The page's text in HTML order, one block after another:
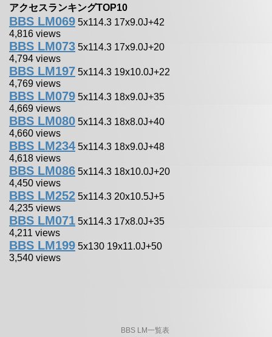
アクセスランキングTOP10
BBS LM069 5x114.3 17x9.0J+42
4,816 views
BBS LM073 5x114.3 17x9.0J+20
4,794 views
BBS LM197 5x114.3 19x10.0J+22
4,769 views
BBS LM079 5x114.3 18x9.0J+35
4,669 views
BBS LM080 5x114.3 18x8.0J+40
4,660 views
BBS LM234 5x114.3 18x9.0J+48
4,618 views
BBS LM086 5x114.3 18x10.0J+20
4,450 views
BBS LM252 5x114.3 20x10.5J+5
4,235 views
BBS LM071 5x114.3 17x8.0J+35
4,211 views
BBS LM199 5x130 19x11.0J+50
3,540 views
BBS LM一覧表